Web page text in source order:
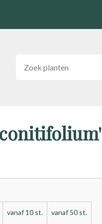
vanaf 10 st. vanaf 50 st.